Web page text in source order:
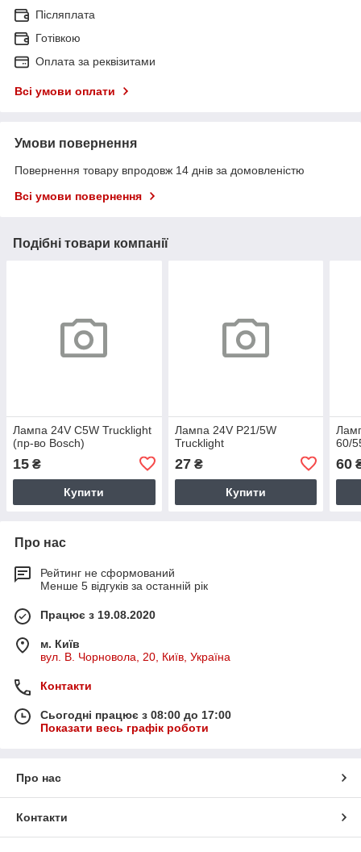
Післяплата
Готівкою
Оплата за реквізитами
Всі умови оплати
Умови повернення
Повернення товару впродовж 14 днів за домовленістю
Всі умови повернення
Подібні товари компанії
Лампа 24V C5W Trucklight
(пр-во Bosch)
15 ₴
Купити
Лампа 24V P21/5W
Trucklight
27₴
Купити
60/
60
Про нас
Рейтинг не сформований
Менше 5 відгуків за останній рік
Працює з 19.08.2020
м. Київ
вул. В. Чорновола, 20, Київ, Україна
Контакти
Сьогодні працює з 08:00 до 17:00
Показати весь графік роботи
Про нас
Контакти